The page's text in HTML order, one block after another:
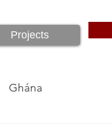
1%
Projects
Ghána